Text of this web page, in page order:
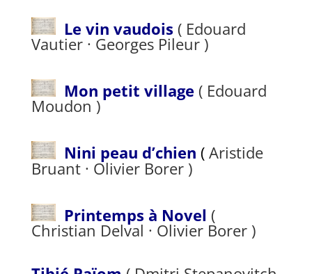
Le vin vaudois ( Edouard
Vautier · Georges Pileur )
Mon petit village ( Edouard
Moudon )
Nini peau d’chien ( Aristide
Bruant · Olivier Borer )
Printemps à Novel (
Christian Delval · Olivier Borer )